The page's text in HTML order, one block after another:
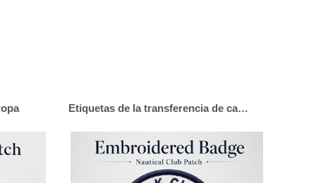
Etiquetas de la transferencia de calor del silicón